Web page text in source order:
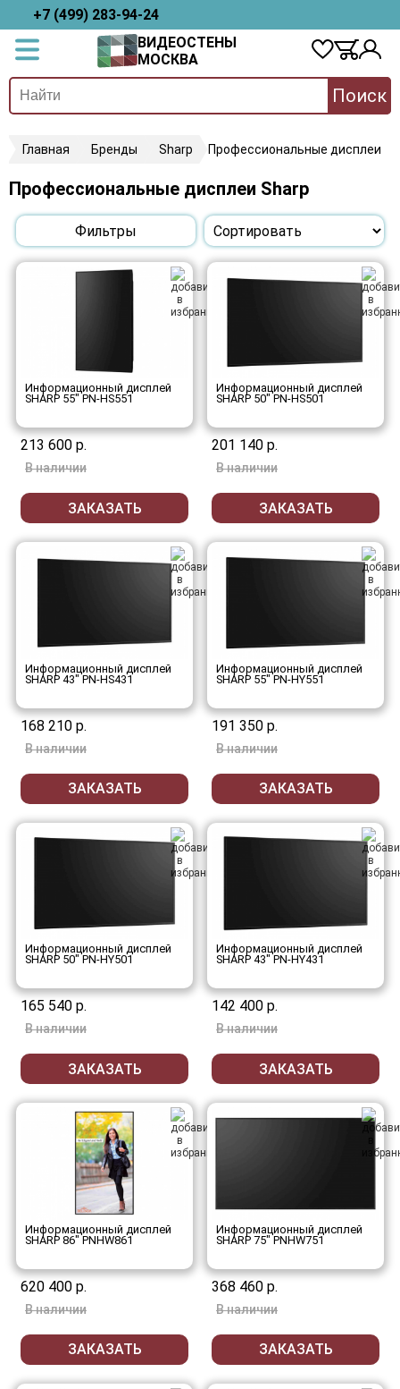
+7 (499) 283-94-24
ВИДЕОСТЕНЫ
МОСКВА
Поиск
Главная Бренды Sharp Профессиональные дисплеи
Профессиональные дисплеи Sharp
Фильтры
Информационный дисплей
SHARP 55" PN-HS551
213 600 р.
В наличии
ЗАКАЗАТЬ
Информационный дисплей
SHARP 50" PN-HS501
201 140 р.
В наличии
ЗАКАЗАТЬ
Информационный дисплей
SHARP 43" PN-HS431
168 210 р.
В наличии
ЗАКАЗАТЬ
Информационный дисплей
SHARP 55" PN-HY551
191 350 р.
В наличии
ЗАКАЗАТЬ
Информационный дисплей
SHARP 50" PN-HY501
165 540 р.
В наличии
ЗАКАЗАТЬ
Информационный дисплей
SHARP 43" PN-HY431
142 400 р.
В наличии
ЗАКАЗАТЬ
Информационный дисплей
SHARP 86" PNHW861
620 400 р.
В наличии
ЗАКАЗАТЬ
Информационный дисплей
SHARP 75" PNHW751
368 460 р.
В наличии
ЗАКАЗАТЬ